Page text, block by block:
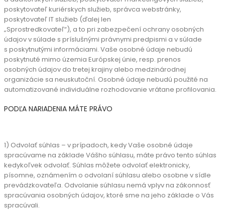
poskytovateľ kuriérskych služieb, správca webstránky,
poskytovateľ IT služieb (ďalej len
„Sprostredkovateľ“), a to pri zabezpečení ochrany osobných
údajov v súlade s príslušnými právnymi predpismi a v súlade
s poskytnutými informáciami. Vaše osobné údaje nebudú
poskytnuté mimo územia Európskej únie, resp. prenos
osobných údajov do tretej krajiny alebo medzinárodnej
organizácie sa neuskutoční. Osobné údaje nebudú použité na
automatizované individuálne rozhodovanie vrátane profilovania.
PODĽA NARIADENIA MÁTE PRÁVO
1) Odvolať súhlas – v prípadoch, kedy Vaše osobné údaje
spracúvame na základe Vášho súhlasu, máte právo tento súhlas
kedykoľvek odvolať. Súhlas môžete odvolať elektronicky,
písomne, oznámením o odvolaní súhlasu alebo osobne v sídle
prevádzkovateľa. Odvolanie súhlasu nemá vplyv na zákonnosť
spracúvania osobných údajov, ktoré sme na jeho základe o Vás
spracúvali.